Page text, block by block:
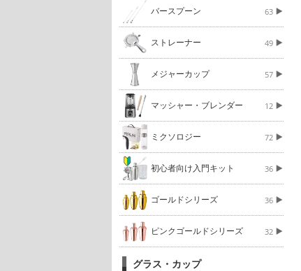
バースプーン 63
ストレーナー 49
メジャーカップ 57
マッシャー・ブレンダー 12
ミクソロジー 72
初心者向け入門キット 36
ゴールドシリーズ 36
ピンクゴールドシリーズ 32
グラス・カップ